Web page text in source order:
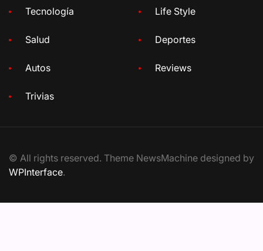
Tecnología Life Style
Salud Deportes
Autos Reviews
Trivias
© All rights reserved. Theme NewsMachine designed by
WPInterface.